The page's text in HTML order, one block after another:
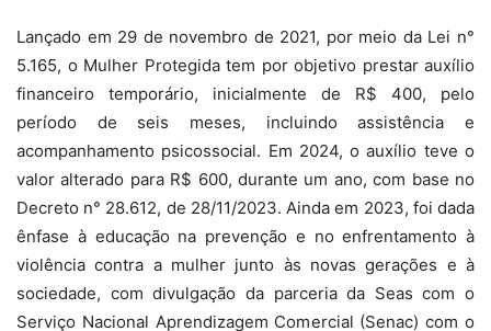
Lançado em 29 de novembro de 2021, por meio da Lei n°
5.165, o Mulher Protegida tem por objetivo prestar auxílio
financeiro temporário, inicialmente de R$ 400, pelo
período de seis meses, incluindo assistência e
acompanhamento psicossocial. Em 2024, o auxílio teve o
valor alterado para R$ 600, durante um ano, com base no
Decreto n° 28.612, de 28/11/2023. Ainda em 2023, foi dada
ênfase à educação na prevenção e no enfrentamento à
violência contra a mulher junto às novas gerações e à
sociedade, com divulgação da parceria da Seas com o
Serviço Nacional Aprendizagem Comercial (Senac) com o